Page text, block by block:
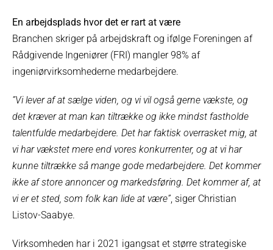
En arbejdsplads hvor det er rart at være
Branchen skriger på arbejdskraft og ifølge Foreningen af
Rådgivende Ingeniører (FRI) mangler 98% af
ingeniørvirksomhederne medarbejdere.
”Vi lever af at sælge viden, og vi vil også gerne vækste, og
det kræver at man kan tiltrække og ikke mindst fastholde
talentfulde medarbejdere. Det har faktisk overrasket mig, at
vi har vækstet mere end vores konkurrenter, og at vi har
kunne tiltrække så mange gode medarbejdere. Det kommer
ikke af store annoncer og markedsføring. Det kommer af, at
vi er et sted, som folk kan lide at være”, siger Christian
Listov-Saabye.
Virksomheden har i 2021 igangsat et større strategiske